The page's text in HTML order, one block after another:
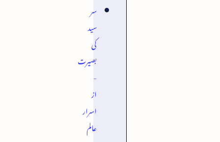
سر
سید
کی
بصیرت
-
از
اسرار
عالم